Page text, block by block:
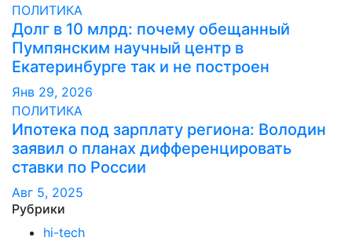
ПОЛИТИКА
Долг в 10 млрд: почему обещанный
Пумпянским научный центр в
Екатеринбурге так и не построен
Янв 29, 2026
ПОЛИТИКА
Ипотека под зарплату региона: Володин
заявил о планах дифференцировать
ставки по России
Авг 5, 2025
Рубрики
hi-tech